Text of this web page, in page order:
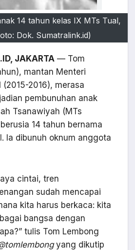
14 tahun kelas IX MTs Tual,
Dok. Sumatralink.id)
JAKARTA — Tom
mantan Menteri
(2015-2016), merasa
pembunuhan anak
Tsanawiyah (MTs
14 tahun bernama
Ia dibunuh oknum anggota
cintai, tren
sudah mencapai
kita harus berkaca: kita
bangsa dengan
tulis Tom Lembong
yang dikutip